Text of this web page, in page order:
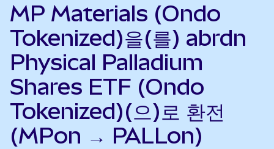
MP Materials (Ondo
Tokenized)을(를) abrdn
Physical Palladium
Shares ETF (Ondo
Tokenized)(으)로 환전
(MPon → PALLon)